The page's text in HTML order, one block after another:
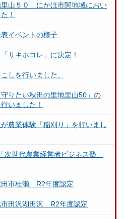
里山５０」にかほ市関地域におい
！
表イベントの様子
サキホコレ」に決定！
しを行いました。
りたい秋田の里地里山50」の
いました！
農業体験「稲刈り」を行いまし
世代農業経営者ビジネス塾」
市桂瀬 R2年度認定
田沢湖田沢 R2年度認定